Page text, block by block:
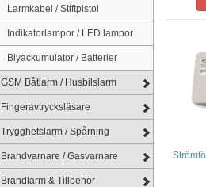
Larmkabel / Stiftpistol
Indikatorlampor / LED lampor
Blyackumulator / Batterier
GSM Båtlarm / Husbilslarm
Fingeravtrycksläsare
Trygghetslarm / Spårning
Brandvarnare / Gasvarnare
Brandlarm & Tillbehör